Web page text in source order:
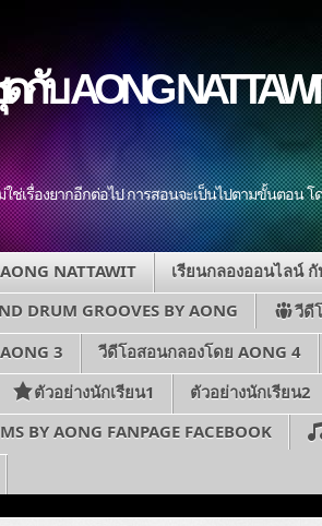
กับ AONG
ใช่เรื่องยากอีกต่อไป การสอนจะเป็นไปตามขั้นตอน
NATTAWIT
เรียนกลองออนไลน์
DRUM GROOVES BY AONG
วีดี
3
วีดีโอสอนกลองโดย AONG 4
ตัวอย่างนักเรียน1
ตัวอย่างนักเรียน2
BY AONG FANPAGE FACEBOOK